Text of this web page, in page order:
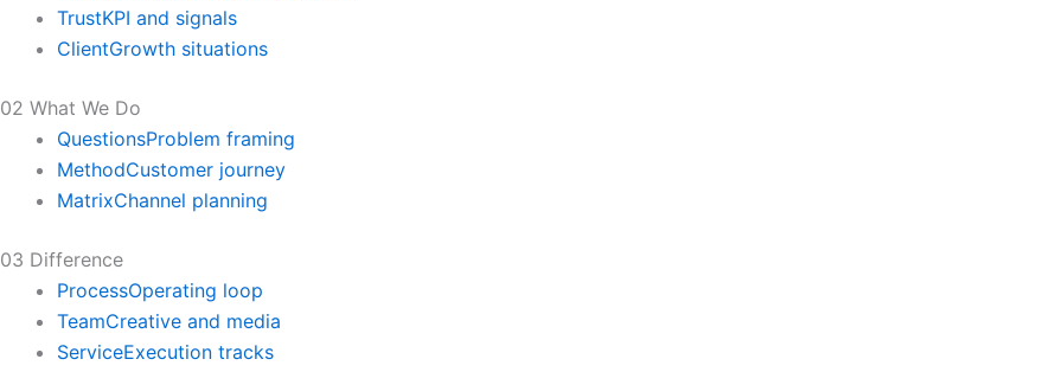
TrustKPI and signals
ClientGrowth situations
02 What We Do
QuestionsProblem framing
MethodCustomer journey
MatrixChannel planning
03 Difference
ProcessOperating loop
TeamCreative and media
ServiceExecution tracks